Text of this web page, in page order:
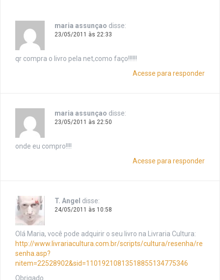
maria assunçao disse:
23/05/2011 às 22:33
qr compra o livro pela net,como faço!!!!!!
Acesse para responder
maria assunçao disse:
23/05/2011 às 22:50
onde eu compro!!!!
Acesse para responder
T. Angel disse:
24/05/2011 às 10:58
Olá Maria, você pode adquirir o seu livro na Livraria Cultura:
http://www.livrariacultura.com.br/scripts/cultura/resenha/re
senha.asp?
nitem=22528902&sid=11019210813518855134775346
Obrigado.